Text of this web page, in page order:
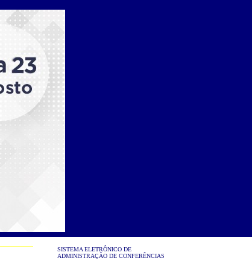
SISTEMA ELETRÔNICO DE
ADMINISTRAÇÃO DE CONFERÊNCIAS